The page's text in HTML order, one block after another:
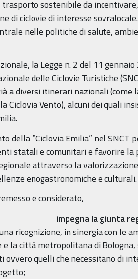
sostenibile da
di ciclovie di interesse
nelle politiche di salute,
la Legge n. 2 del 11
delle Ciclovie Turistiche
a diversi itinerari nazionali (come
Ciclovia Vento), alcuni dei quali
della “Ciclovia Emilia” nel SNCT
statali e comunitari e favorire la
attraverso la
enogastronomiche e culturali.
e considerato,
impegna la giunta
ricognizione, in sinergia con le
e la città metropolitana di
ovvero quelli che necessitano di